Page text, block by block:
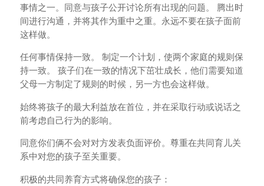
事情之一。同意与孩子公开讨论所有出现的问题。 腾出时
间进行沟通，并将其作为重中之重。永远不要在孩子面前
这样做。
任何事情保持一致。 制定一个计划，使两个家庭的规则保
持一致。 孩子们在一致的情况下茁壮成长，他们需要知道
父母一方制定了规则的时候，另一方也会这样做。
始终将孩子的最大利益放在首位，并在采取行动或说话之
前考虑自己行为的影响。
同意你们俩不会对对方发表负面评价。尊重在共同育儿关
系中对您的孩子至关重要。
积极的共同养育方式将确保您的孩子：